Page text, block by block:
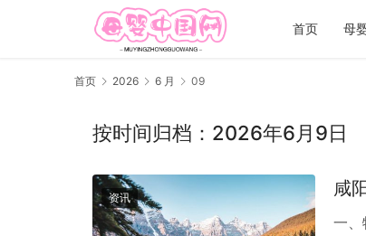
首页 母
首页 2026 6 月 09
按时间归档：2026年6月9日
资讯 咸
一、